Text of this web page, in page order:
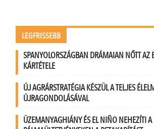
LEGFRISSEBB
SPANYOLORSZÁGBAN DRÁMAIAN NŐTT AZ
KÁRTÉTELE
ÚJ AGRÁRSTRATÉGIA KÉSZÜL A TELJES
ÚJRAGONDOLÁSÁVAL
ÜZEMANYAGHIÁNY ÉS EL NIÑO NEHEZÍTI A